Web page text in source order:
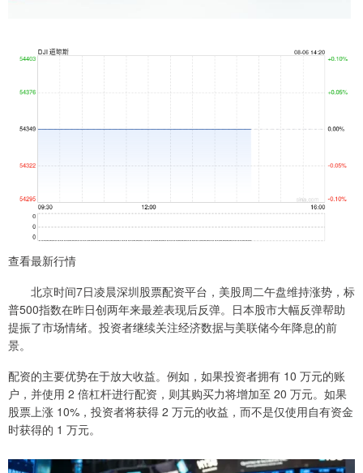
查看最新行情
北京时间7日凌晨深圳股票配资平台，美股周二午盘维持涨势，标
普500指数在昨日创两年来最差表现后反弹。日本股市大幅反弹帮助
提振了市场情绪。投资者继续关注经济数据与美联储今年降息的前
景。
配资的主要优势在于放大收益。例如，如果投资者拥有 10 万元的账
户，并使用 2 倍杠杆进行配资，则其购买力将增加至 20 万元。如果
股票上涨 10%，投资者将获得 2 万元的收益，而不是仅使用自有资金
时获得的 1 万元。